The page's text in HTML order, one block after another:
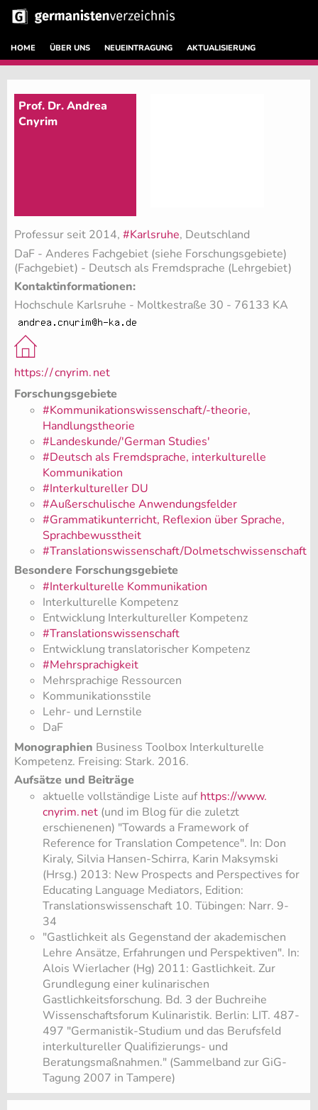
HOME ÜBER UNS NEUEINTRAGUNG AKTUALISIERUNG
Prof. Dr. Andrea
Cnyrim
Professur seit 2014, #Karlsruhe, Deutschland
DaF - Anderes Fachgebiet (siehe Forschungsgebiete)
(Fachgebiet) - Deutsch als Fremdsprache (Lehrgebiet)
Kontaktinformationen:
Hochschule Karlsruhe - Moltkestraße 30 - 76133 KA
https://cnyrim.net
Forschungsgebiete
#Kommunikationswissenschaft/-theorie,
Handlungstheorie
#Landeskunde/'German Studies'
#Deutsch als Fremdsprache, interkulturelle
Kommunikation
#Interkultureller DU
#Außerschulische Anwendungsfelder
#Grammatikunterricht, Reflexion über Sprache,
Sprachbewusstheit
#Translationswissenschaft/Dolmetschwissenschaft
Besondere Forschungsgebiete
#Interkulturelle Kommunikation
Interkulturelle Kompetenz
Entwicklung Interkultureller Kompetenz
#Translationswissenschaft
Entwicklung translatorischer Kompetenz
#Mehrsprachigkeit
Mehrsprachige Ressourcen
Kommunikationsstile
Lehr- und Lernstile
DaF
Monographien Business Toolbox Interkulturelle
Kompetenz. Freising: Stark. 2016.
Aufsätze und Beiträge
aktuelle vollständige Liste aufhttps://www.
cnyrim.net (und im Blog für die zuletzt
erschienenen) "Towards a Framework of
Reference for Translation Competence". In: Don
Kiraly, Silvia Hansen-Schirra, Karin Maksymski
(Hrsg.) 2013: New Prospects and Perspectives for
Educating Language Mediators, Edition:
Translationswissenschaft 10. Tübingen: Narr. 9-
34
"Gastlichkeit als Gegenstand der akademischen
Lehre Ansätze, Erfahrungen und Perspektiven". In:
Alois Wierlacher (Hg) 2011: Gastlichkeit. Zur
Grundlegung einer kulinarischen
Gastlichkeitsforschung. Bd. 3 der Buchreihe
Wissenschaftsforum Kulinaristik. Berlin: LIT. 487-
497 "Germanistik-Studium und das Berufsfeld
interkultureller Qualifizierungs- und
Beratungsmaßnahmen." (Sammelband zur GiG-
Tagung 2007 in Tampere)